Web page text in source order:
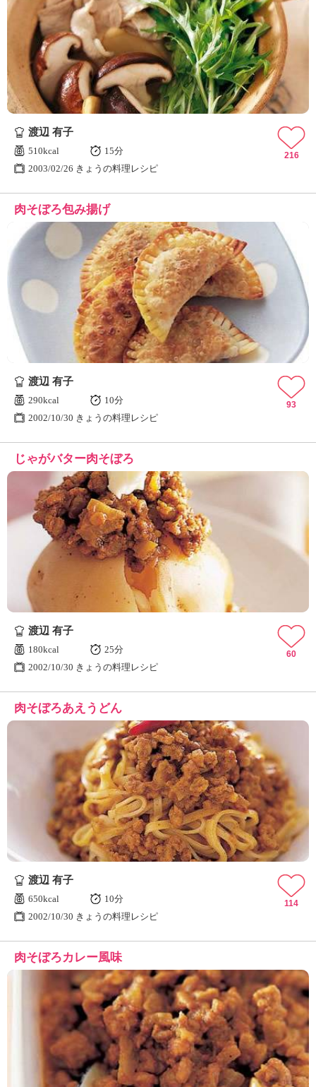
渡辺 有子
510kcal
15分
2003/02/26 きょうの料理レシピ
216
肉そぼろ包み揚げ
渡辺 有子
290kcal
10分
2002/10/30 きょうの料理レシピ
93
じゃがバター肉そぼろ
渡辺 有子
180kcal
25分
2002/10/30 きょうの料理レシピ
60
肉そぼろあえうどん
渡辺 有子
650kcal
10分
2002/10/30 きょうの料理レシピ
114
肉そぼろカレー風味